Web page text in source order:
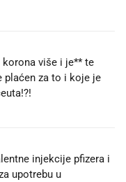
više i je** te
plaćen za to i koje je
injekcije pfizera i
upotrebu u